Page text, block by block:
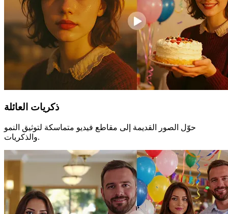
ذكريات العائلة
حوّل الصور القديمة إلى مقاطع فيديو متماسكة لتوثيق النمو
والذكريات.